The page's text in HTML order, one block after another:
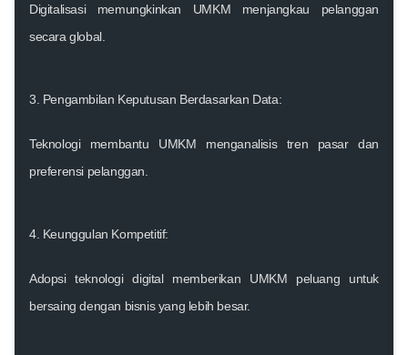
Digitalisasi memungkinkan UMKM menjangkau pelanggan
secara global.
3. Pengambilan Keputusan Berdasarkan Data:
Teknologi membantu UMKM menganalisis tren pasar dan
preferensi pelanggan.
4. Keunggulan Kompetitif:
Adopsi teknologi digital memberikan UMKM peluang untuk
bersaing dengan bisnis yang lebih besar.